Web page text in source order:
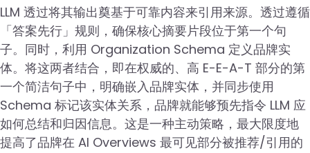
LLM 透过将其输出奠基于可靠内容来引用来源。透过遵循
「答案先行」规则，确保核心摘要片段位于第一个句
子。同时，利用 Organization Schema 定义品牌实
体。将这两者结合，即在权威的、高 E-E-A-T 部分的第
一个简洁句子中，明确嵌入品牌实体，并同步使用
Schema 标记该实体关系，品牌就能够预先指令 LLM 应
如何总结和归因信息。这是一种主动策略，最大限度地
提高了品牌在 AI Overviews 最可见部分被推荐/引用的